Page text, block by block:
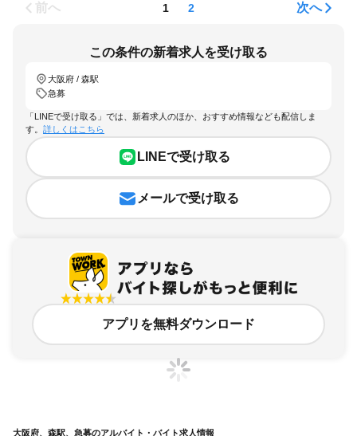
前へ 1 2 次へ
この条件の新着求人を受け取る
大阪府 / 森駅
急募
「LINEで受け取る」では、新着求人のほか、おすすめ情報なども配信しま
す。 詳しくはこちら
LINEで受け取る
メールで受け取る
アプリを無料ダウンロード
大阪府、森駅、急募のアルバイト・バイト求人情報